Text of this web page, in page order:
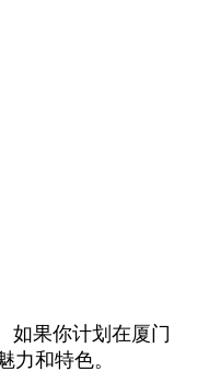
如果你计划在厦门
和特色。